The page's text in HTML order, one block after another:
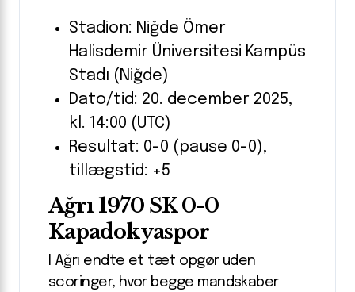
Stadion: Niğde Ömer
Halisdemir Üniversitesi Kampüs
Stadı (Niğde)
Dato/tid: 20. december 2025,
kl. 14:00 (UTC)
Resultat: 0-0 (pause 0-0),
tillægstid: +5
Ağrı 1970 SK 0-0
Kapadokyaspor
I Ağrı endte et tæt opgør uden
scoringer, hvor begge mandskaber